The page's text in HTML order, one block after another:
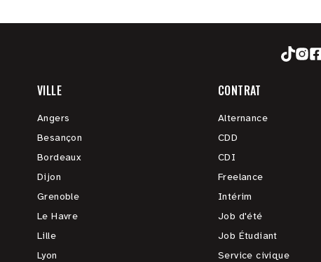
VILLE
Angers
Besançon
Bordeaux
Dijon
Grenoble
Le Havre
Lille
Lyon
CONTRAT
Alternance
CDD
CDI
Freelance
Intérim
Job d'été
Job Étudiant
Service civique